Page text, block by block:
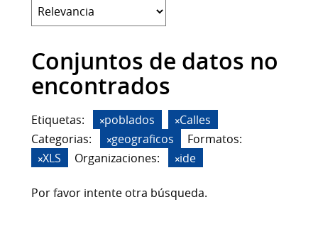
Conjuntos de datos no
encontrados
Etiquetas: poblados
Calles
Categorias:
geograficos
Formatos:
XLS
Organizaciones: ide
Por favor intente otra búsqueda.